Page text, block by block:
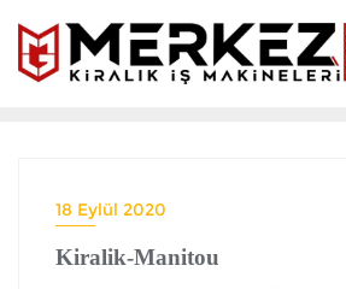
18 Eylül 2020
Kiralik-Manitou